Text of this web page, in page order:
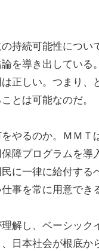
持続可能性につい
を導き出してい
正しい。つまり
とは可能なのだ。
やるのか。ＭＭＴ
障プログラムを導
に一律に給付する
事を常に用意でき
解し、ベーシック
日本社会が根底か